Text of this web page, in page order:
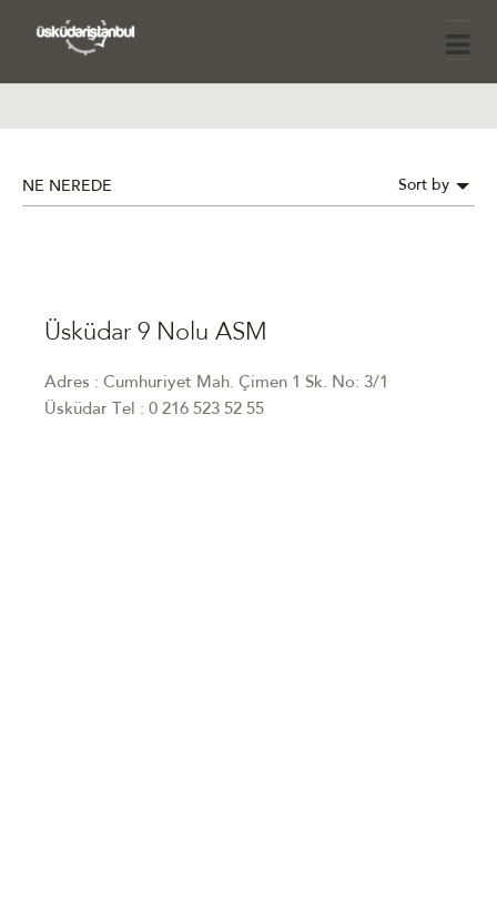
NE NEREDE Sort by
Üsküdar 9 Nolu ASM
Adres : Cumhuriyet Mah. Çimen 1 Sk. No: 3/1
Üsküdar Tel : 0 216 523 52 55